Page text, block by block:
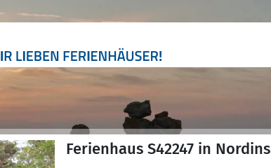
Ferienhaus S42247 in